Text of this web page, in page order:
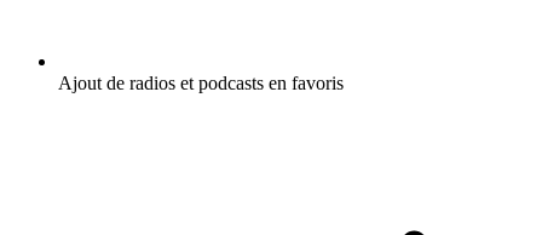
Ajout de radios et podcasts en favoris